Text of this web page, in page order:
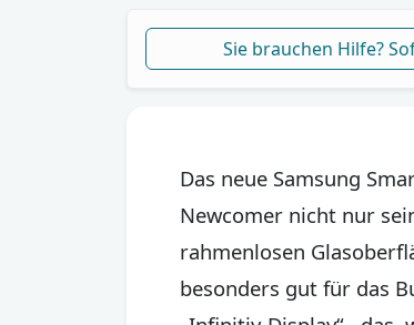
Sie brauchen Hilfe?
Das neue Samsung
Newcomer nicht nur
rahmenlosen
besonders gut für das